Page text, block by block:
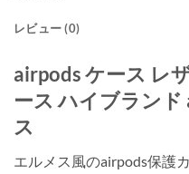
レビュー (0)
airpods ケース レ
ース ハイブランド
ス
エルメス風のairpods保護